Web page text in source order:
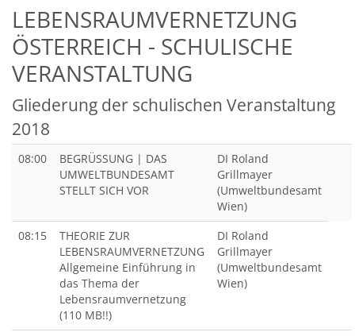
LEBENSRAUMVERNETZUNG
ÖSTERREICH - SCHULISCHE
VERANSTALTUNG
Gliederung der schulischen Veranstaltung
2018
08:00
BEGRÜSSUNG | DAS U
MWELTBUNDESAMT S
TELLT SICH VOR
DI Roland
Grillmayer
(Umweltbundesamt
Wien)
08:15
THEORIE ZUR
LEBENSRAUMVERNETZUNG
Allgemeine Einführung in
das Thema der
Lebensraumvernetzung
(110 MB!!)
DI Roland
Grillmayer
(Umweltbundesamt
Wien)